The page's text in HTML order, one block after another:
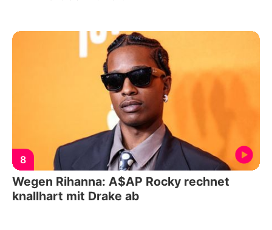
8
Wegen Rihanna: A$AP Rocky rechnet
knallhart mit Drake ab